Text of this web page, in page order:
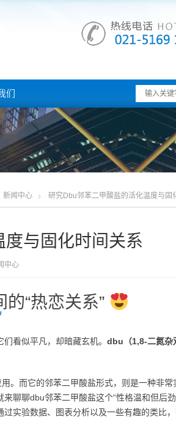
们
新闻中心 研究dbu邻苯二甲酸盐的活化温度与固
与固化时间关系
中心
“热恋关系”
看似平凡，却暗藏玄机。 dbu（1,8-二氮杂
。而它的邻苯二甲酸盐形式，则是一种非常
聊聊dbu邻苯二甲酸盐这个“性格温和但后
过实验数据、图表分析以及一些有趣的类比